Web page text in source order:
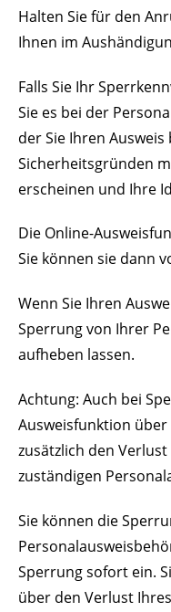
Halten Sie für den
Ihnen im
Falls Sie Ihr
Sie es bei der
der Sie Ihren
Sicherheitsgründen
erscheinen und Ihre
Die Online-
Sie können sie dann
Wenn Sie Ihren
Sperrung von Ihrer
aufheben lassen.
Achtung: Auch bei
Ausweisfunktion
zusätzlich den
zuständigen
Sie können die
Sperrung sofort ein.
über den Verlust